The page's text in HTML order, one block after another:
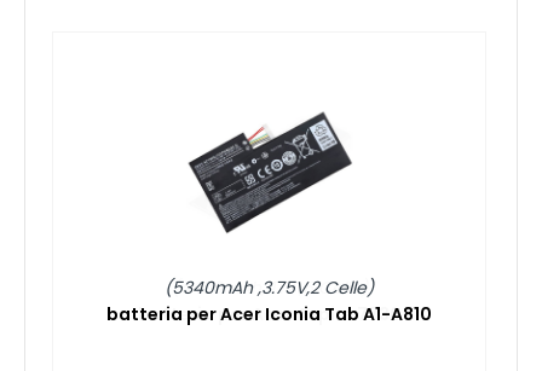
(5340mAh ,3.75V,2 Celle)
batteria per Acer Iconia Tab A1-A810